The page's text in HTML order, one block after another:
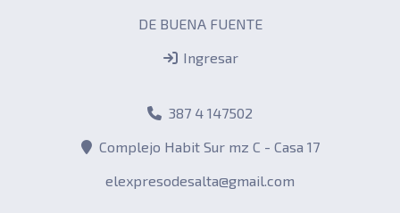
DE BUENA FUENTE
Ingresar
387 4 147502
Complejo Habit Sur mz C - Casa 17
elexpresodesalta@gmail.com